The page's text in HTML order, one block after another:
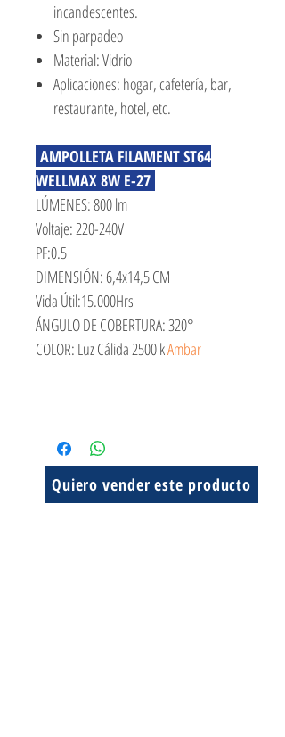
incandescentes.
Sin parpadeo
Material: Vidrio
Aplicaciones: hogar, cafetería, bar,
restaurante, hotel, etc.
AMPOLLETA FILAMENT ST64
WELLMAX 8W E-27
LÚMENES: 800 lm
Voltaje: 220-240V
PF:0.5
DIMENSIÓN: 6,4x14,5 CM
Vida Útil:15.000Hrs
ÁNGULO DE COBERTURA: 320°
COLOR: Luz Cálida 2500 kAmbar
Quiero vender este producto